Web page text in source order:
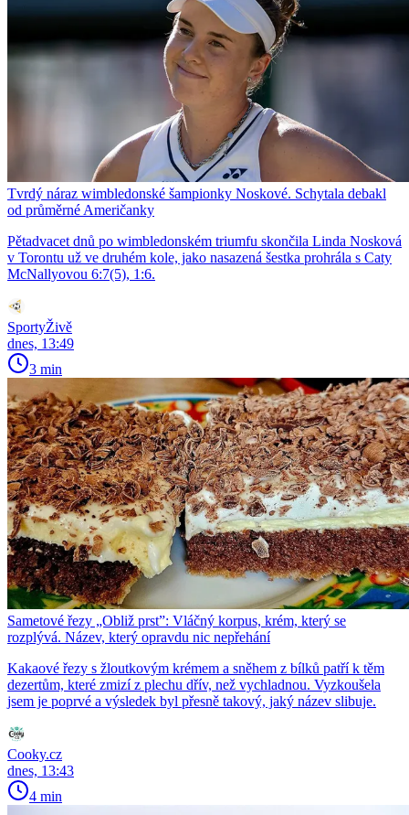
Tvrdý náraz wimbledonské šampionky Noskové. Schytala debakl
od průměrné Američanky
Pětadvacet dnů po wimbledonském triumfu skončila Linda Nosková
v Torontu už ve druhém kole, jako nasazená šestka prohrála s Caty
McNallyovou 6:7(5), 1:6.
SportyŽivě
dnes, 13:49
3 min
Sametové řezy „Obliž prst”: Vláčný korpus, krém, který se
rozplývá. Název, který opravdu nic nepřehání
Kakaové řezy s žloutkovým krémem a sněhem z bílků patří k těm
dezertům, které zmizí z plechu dřív, než vychladnou. Vyzkoušela
jsem je poprvé a výsledek byl přesně takový, jaký název slibuje.
Cooky.cz
dnes, 13:43
4 min